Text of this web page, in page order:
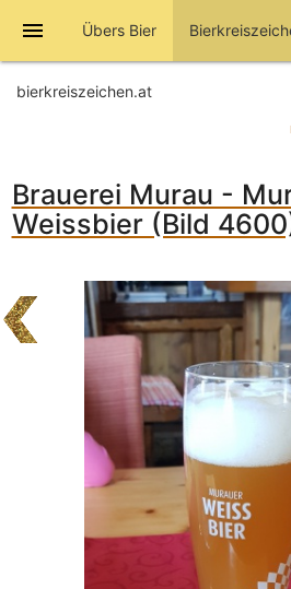
menu Übers Bier
bierkreiszeichen.at
Brauerei Murau -
Weissbier (Bild